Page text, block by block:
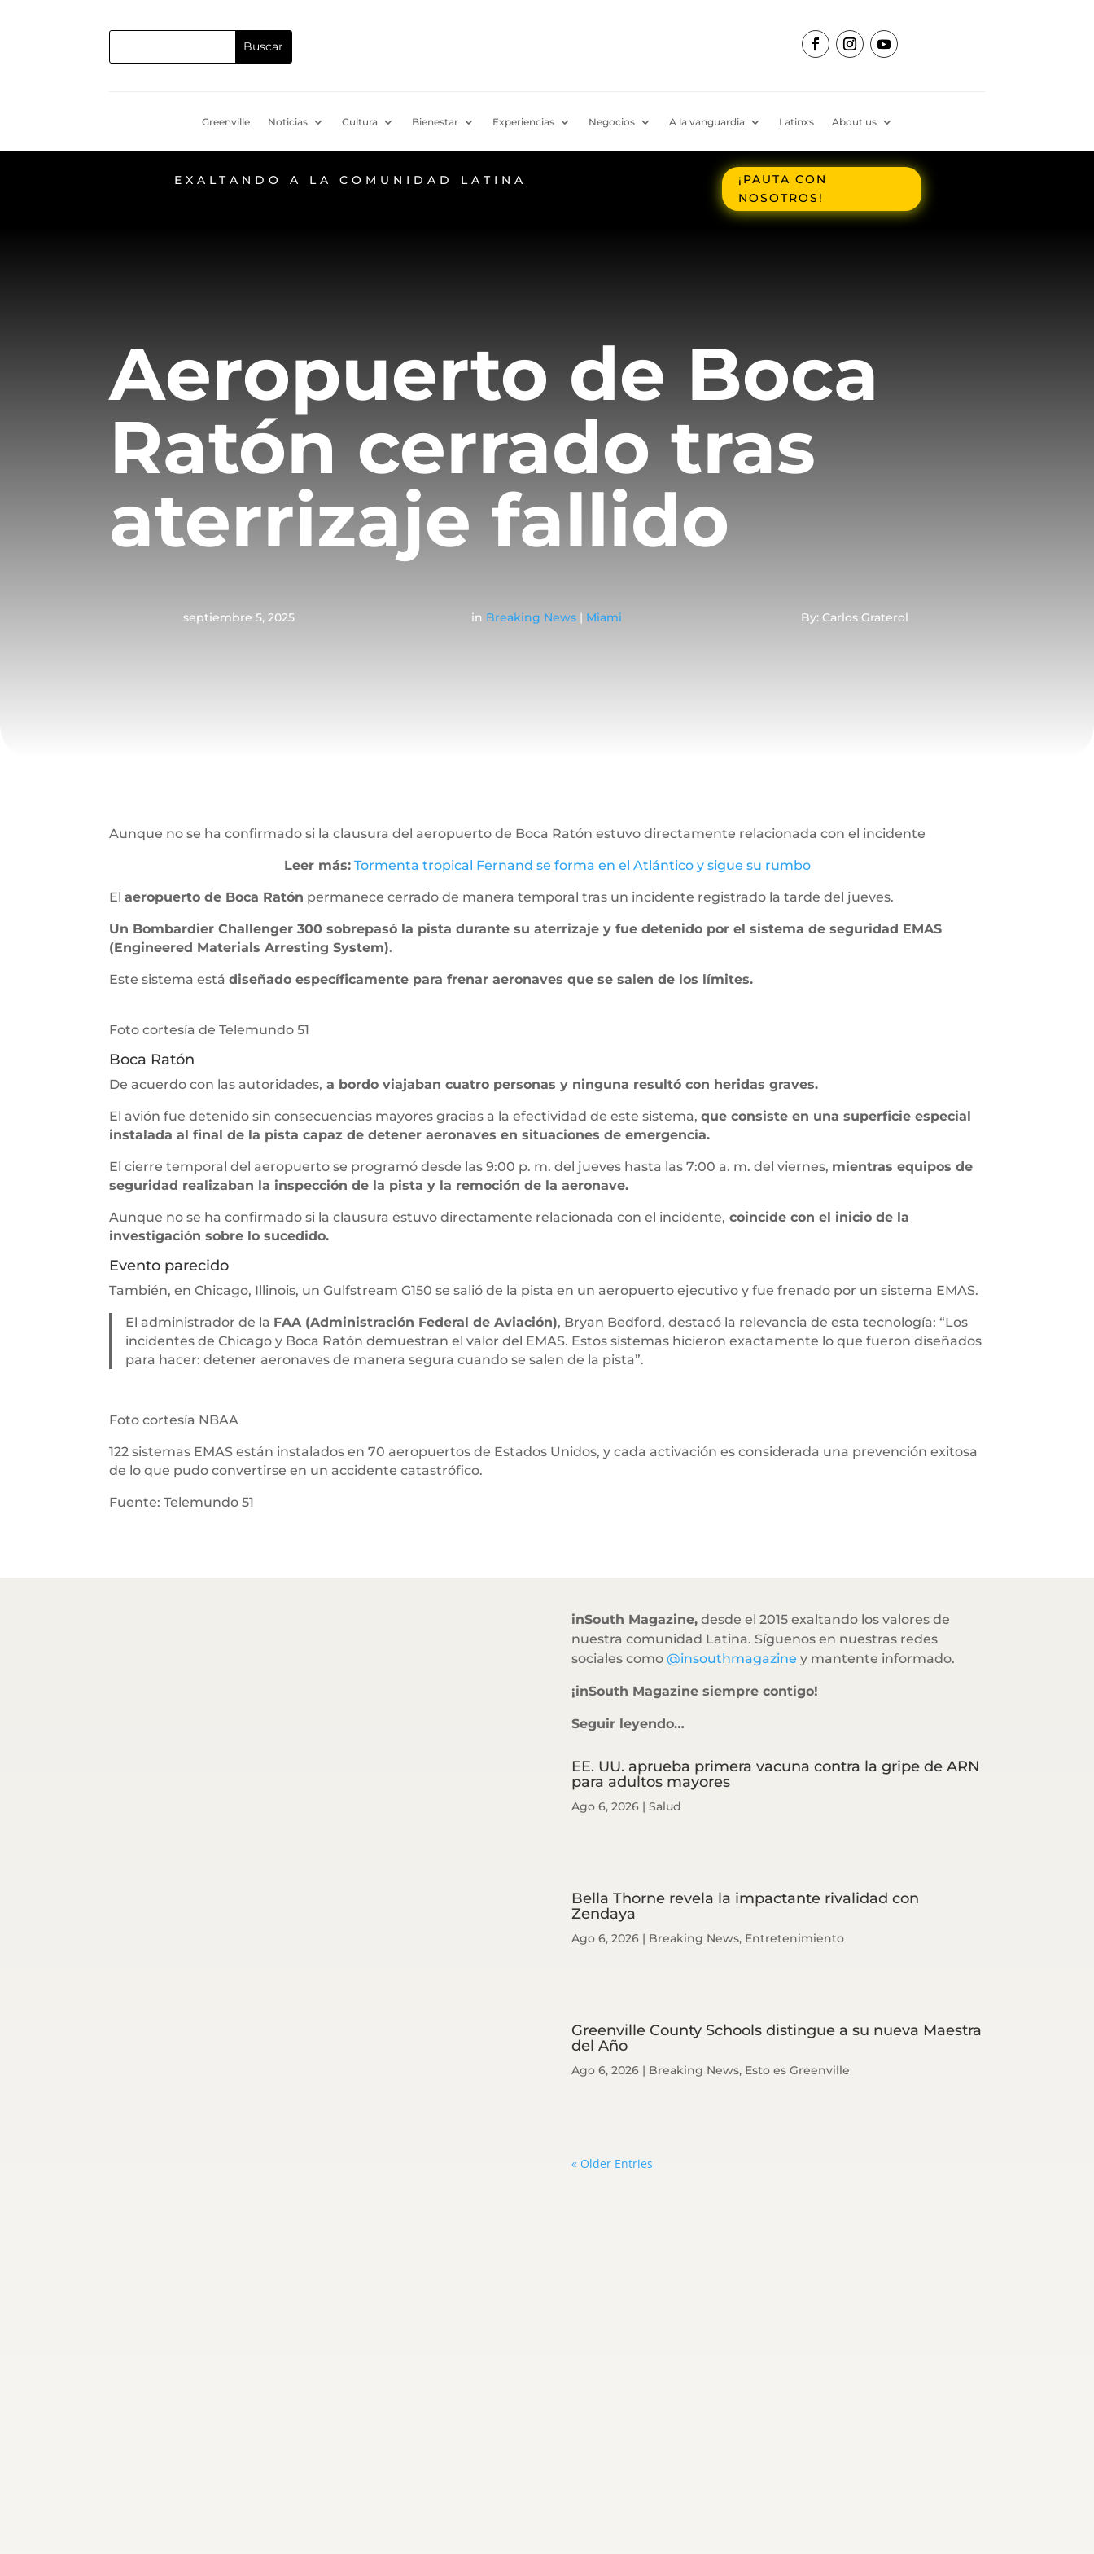
Greenville Noticias Cultura Bienestar Experiencias Negocios A la vanguardia Latinxs About us
EXALTANDO A LA COMUNIDAD LATINA
¡PAUTA CON
NOSOTROS!
Aeropuerto de Boca
Ratón cerrado tras
aterrizaje fallido
septiembre 5, 2025 in Breaking News | Miami By: Carlos Graterol
Aunque no se ha confirmado si la clausura del aeropuerto de Boca Ratón estuvo directamente relacionada con el incidente
Leer más: Tormenta tropical Fernand se forma en el Atlántico y sigue su rumbo
Elaeropuerto de Boca Ratón permanece cerrado de manera temporal tras un incidente registrado la tarde del jueves.
Un Bombardier Challenger 300 sobrepasó la pista durante su aterrizaje y fue detenido por el sistema de seguridad EMAS
(Engineered Materials Arresting System).
Este sistema estádiseñado específicamente para frenar aeronaves que se salen de los límites.
Foto cortesía de Telemundo 51
Boca Ratón
De acuerdo con las autoridades, a bordo viajaban cuatro personas y ninguna resultó con heridas graves.
El avión fue detenido sin consecuencias mayores gracias a la efectividad de este sistema,que consiste en una superficie especial
instalada al final de la pista capaz de detener aeronaves en situaciones de emergencia.
El cierre temporal del aeropuerto se programó desde las 9:00 p. m. del jueves hasta las 7:00 a. m. del viernes, mientras equipos de
seguridad realizaban la inspección de la pista y la remoción de la aeronave.
Aunque no se ha confirmado si la clausura estuvo directamente relacionada con el incidente, coincide con el inicio de la
investigación sobre lo sucedido.
Evento parecido
También, en Chicago, Illinois, un Gulfstream G150 se salió de la pista en un aeropuerto ejecutivo y fue frenado por un sistema EMAS.
El administrador de la FAA (Administración Federal de Aviación), Bryan Bedford, destacó la relevancia de esta tecnología: “Los
incidentes de Chicago y Boca Ratón demuestran el valor del EMAS. Estos sistemas hicieron exactamente lo que fueron diseñados
para hacer: detener aeronaves de manera segura cuando se salen de la pista”.
Foto cortesía NBAA
122 sistemas EMAS están instalados en 70 aeropuertos de Estados Unidos, y cada activación es considerada una prevención exitosa
de lo que pudo convertirse en un accidente catastrófico.
Fuente: Telemundo 51
inSouth Magazine,desde el 2015 exaltando los valores de
nuestra comunidad Latina. Síguenos en nuestras redes
sociales como @insouthmagazine y mantente informado.
¡inSouth Magazine siempre contigo!
Seguir leyendo…
EE. UU. aprueba primera vacuna contra la gripe de ARN
para adultos mayores
Ago 6, 2026| Salud
Bella Thorne revela la impactante rivalidad con
Zendaya
Ago 6, 2026| Breaking News, Entretenimiento
Greenville County Schools distingue a su nueva Maestra
del Año
Ago 6, 2026| Breaking News, Esto es Greenville
« Older Entries